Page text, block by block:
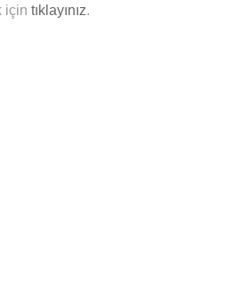
için tıklayınız.